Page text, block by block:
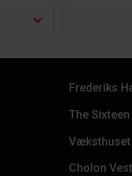
Frederiks
The
Væksthuset
Cholon